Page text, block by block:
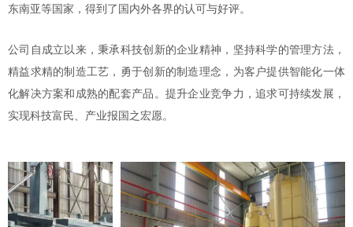
东南亚等国家，得到了国内外各界的认可与好评。
公司自成立以来，秉承科技创新的企业精神，坚持科学的管理方法，
精益求精的制造工艺，勇于创新的制造理念，为客户提供智能化一体
化解决方案和成熟的配套产品。提升企业竞争力，追求可持续发展，
实现科技富民、产业报国之宏愿。